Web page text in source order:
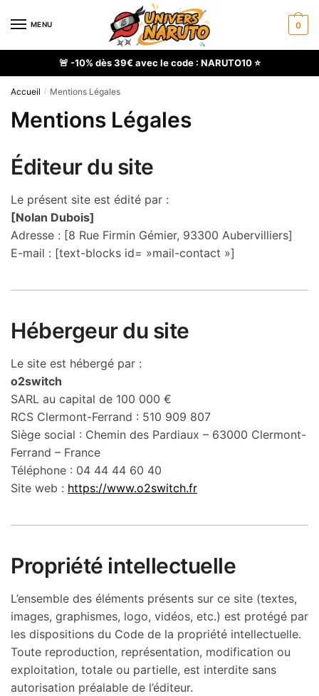
MENU 0
🚨 -10% dès 39€ avec le code : NARUTO10 ⭐
Accueil / Mentions Légales
Mentions Légales
Éditeur du site
Le présent site est édité par :
[Nolan Dubois]
Adresse : [8 Rue Firmin Gémier, 93300 Aubervilliers]
E-mail : [text-blocks id= »mail-contact »]
Hébergeur du site
Le site est hébergé par :
o2switch
SARL au capital de 100 000 €
RCS Clermont-Ferrand : 510 909 807
Siège social : Chemin des Pardiaux – 63000 Clermont-
Ferrand – France
Téléphone : 04 44 44 60 40
Site web : https://www.o2switch.fr
Propriété intellectuelle
L’ensemble des éléments présents sur ce site (textes,
images, graphismes, logo, vidéos, etc.) est protégé par
les dispositions du Code de la propriété intellectuelle.
Toute reproduction, représentation, modification ou
exploitation, totale ou partielle, est interdite sans
autorisation préalable de l’éditeur.